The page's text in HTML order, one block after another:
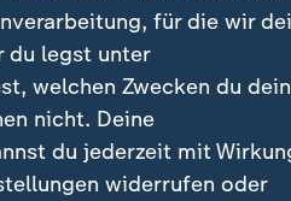
als
eines der Hauptziele
Im vergangenen
für die wir
du legst unter
welchen Zwecken du
nicht. Deine
du jederzeit mit
widerrufen oder